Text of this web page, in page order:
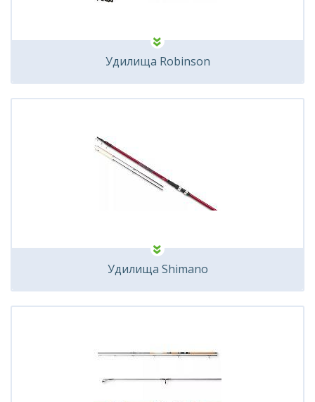
Удилища Robinson
Удилища Shimano